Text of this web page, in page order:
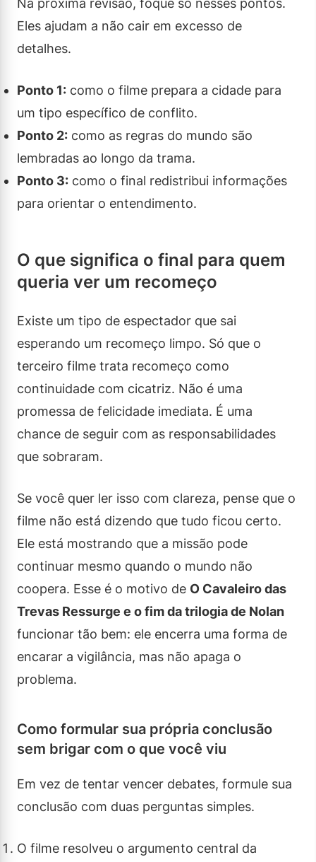
Na próxima revisão, foque só nesses pontos.
Eles ajudam a não cair em excesso de
detalhes.
Ponto 1: como o filme prepara a cidade para
um tipo específico de conflito.
Ponto 2: como as regras do mundo são
lembradas ao longo da trama.
Ponto 3: como o final redistribui informações
para orientar o entendimento.
O que significa o final para quem
queria ver um recomeço
Existe um tipo de espectador que sai
esperando um recomeço limpo. Só que o
terceiro filme trata recomeço como
continuidade com cicatriz. Não é uma
promessa de felicidade imediata. É uma
chance de seguir com as responsabilidades
que sobraram.
Se você quer ler isso com clareza, pense que o
filme não está dizendo que tudo ficou certo.
Ele está mostrando que a missão pode
continuar mesmo quando o mundo não
coopera. Esse é o motivo de O Cavaleiro das
Trevas Ressurge e o fim da trilogia de Nolan
funcionar tão bem: ele encerra uma forma de
encarar a vigilância, mas não apaga o
problema.
Como formular sua própria conclusão
sem brigar com o que você viu
Em vez de tentar vencer debates, formule sua
conclusão com duas perguntas simples.
O filme resolveu o argumento central da